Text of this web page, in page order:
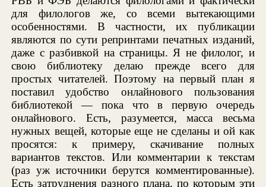
для филологов же, со всеми вытекающими
особенностями. В частности, их публикации
являются по сути репринтами печатных изданий,
даже с разбивкой на страницы. Я не филолог, и
свою библиотеку делаю прежде всего для
простых читателей. Поэтому на первый план я
поставил удобство онлайнового пользования
библиотекой — пока что в первую очередь
онлайнового. Есть, разумеется, масса весьма
нужных вещей, которые еще не сделаны и ой как
просятся: к примеру, скачивание полных
вариантов текстов. Или комментарии к текстам
(раз уж источники берутся комментированные).
Есть затруднения разного плана, по которым эти